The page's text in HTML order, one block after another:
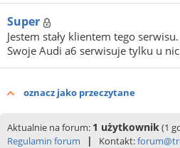
Super
Jestem stały klientem tego serwisu.
Swoje Audi a6 serwisuje tylku u
oznacz jako przeczytane
Aktualnie na forum: 1 użytkownik(1
Regulamin forum
| Kontakt: